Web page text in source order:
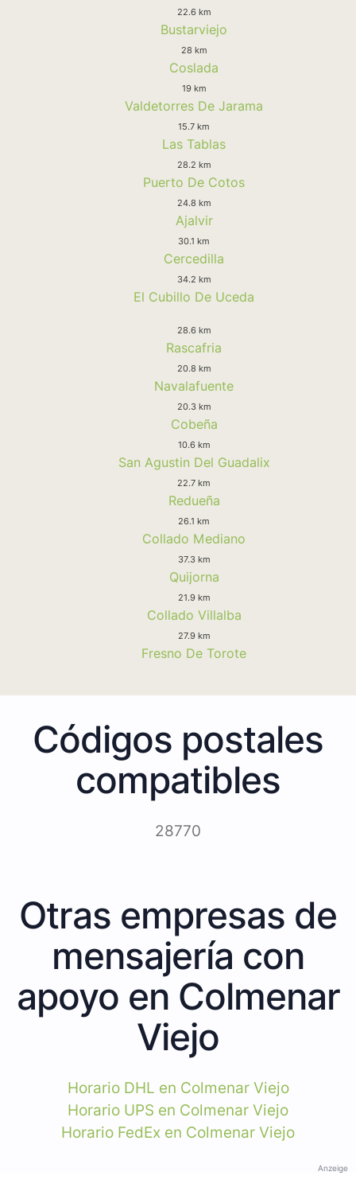
22.6 km
Bustarviejo
28 km
Coslada
19 km
Valdetorres De Jarama
15.7 km
Las Tablas
28.2 km
Puerto De Cotos
24.8 km
Ajalvir
30.1 km
Cercedilla
34.2 km
El Cubillo De Uceda
28.6 km
Rascafria
20.8 km
Navalafuente
20.3 km
Cobeña
10.6 km
San Agustin Del Guadalix
22.7 km
Redueña
26.1 km
Collado Mediano
37.3 km
Quijorna
21.9 km
Collado Villalba
27.9 km
Fresno De Torote
Códigos postales
compatibles
28770
Otras empresas de
mensajería con
apoyo en Colmenar
Viejo
Horario DHL en Colmenar Viejo
Horario UPS en Colmenar Viejo
Horario FedEx en Colmenar Viejo
Anzeige